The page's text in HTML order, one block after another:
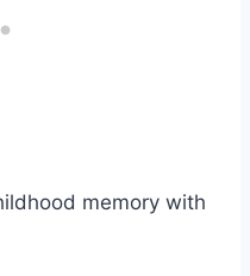
memory with